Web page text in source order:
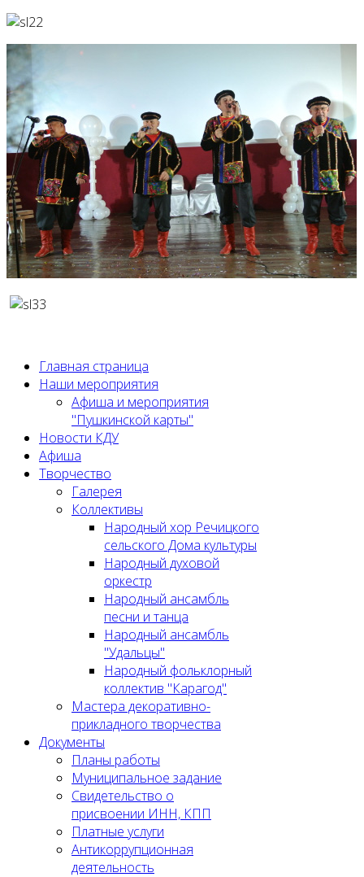
Главная страница
Наши мероприятия
Афиша и мероприятия
"Пушкинской карты"
Новости КДУ
Афиша
Творчество
Галерея
Коллективы
Народный хор Речицкого
сельского Дома культуры
Народный духовой
оркестр
Народный ансамбль
песни и танца
Народный ансамбль
"Удальцы"
Народный фольклорный
коллектив "Карагод"
Мастера декоративно-
прикладного творчества
Документы
Планы работы
Муниципальное задание
Cвидетельство о
присвоении ИНН, КПП
Платные услуги
Антикоррупционная
деятельность